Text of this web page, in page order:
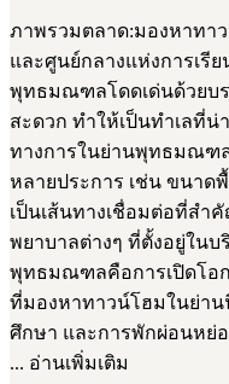
ภาพรวมตลาด:มองหาทา
และศูนย์กลางแห่งการเรี
พุทธมณฑลโดดเด่นด้วยบ
สะดวก ทำให้เป็นทำเลที่น่
ทางการในย่านพุทธมณฑล
หลายประการ เช่น ขนาด
เป็นเส้นทางเชื่อมต่อที่สำ
พยาบาลต่างๆ ที่ตั้งอยู่ใน
พุทธมณฑลคือการเปิดโอ
ที่มองหาทาวน์โฮมในย่า
ศึกษา และการพักผ่อนหย่
... อ่านเพิ่มเติม